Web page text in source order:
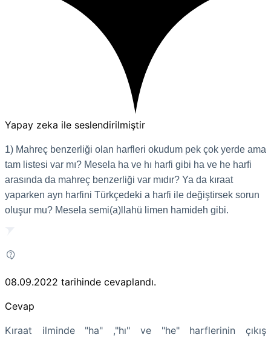
Yapay zeka ile seslendirilmiştir
1) Mahreç benzerliği olan harfleri okudum pek çok yerde ama
tam listesi var mı? Mesela ha ve hı harfi gibi ha ve he harfi
arasında da mahreç benzerliği var mıdır? Ya da kıraat
yaparken ayn harfini Türkçedeki a harfi ile değiştirsek sorun
oluşur mu? Mesela semi(a)llahü limen hamideh gibi.
08.09.2022 tarihinde cevaplandı.
Cevap
Kıraat ilminde "ha" ,"hı" ve "he" harflerinin çıkış